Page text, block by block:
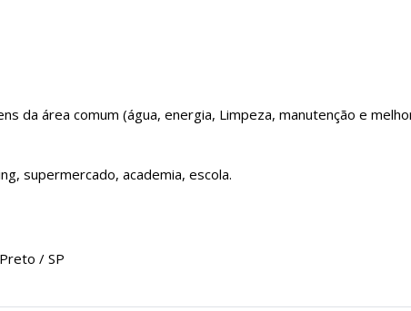
da área comum (água, energia, Limpeza, manutenção e
supermercado, academia, escola.
/ SP